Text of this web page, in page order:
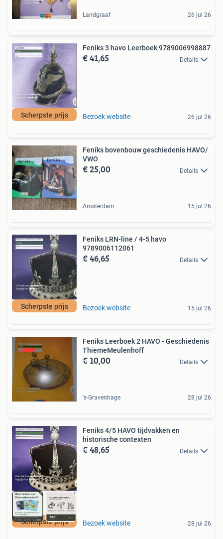
Landgraaf 26 jul 26
Scherpste prijs
Feniks 3 havo Leerboek 9789006998887
€ 41,65 Details
Bezoek website 26 jul 26
Feníks bovenbouw geschiedenis HAVO/
VWO
€ 25,00 Details
Amsterdam 15 jul 26
Scherpste prijs
Feniks LRN-line / 4-5 havo
9789006112061
€ 46,65 Details
Bezoek website 15 jul 26
Feniks Leerboek 2 HAVO - Geschiedenis
ThiemeMeulenhoff
€ 10,00 Details
's-Gravenhage 28 jul 26
Scherpste prijs
Feniks 4/5 HAVO tijdvakken en
historische contexten
€ 48,65 Details
Bezoek website 28 jul 26